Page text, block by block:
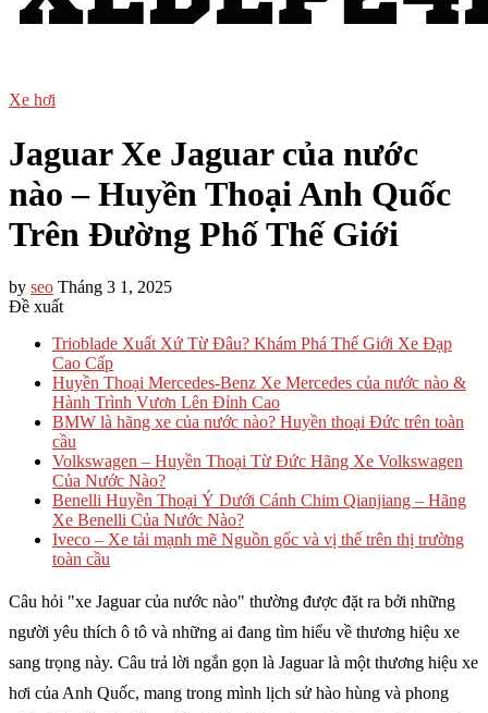
Xe hơi
Jaguar Xe Jaguar của nước
nào – Huyền Thoại Anh Quốc
Trên Đường Phố Thế Giới
by seo Tháng 3 1, 2025
Đề xuất
Trioblade Xuất Xứ Từ Đâu? Khám Phá Thế Giới Xe Đạp
Cao Cấp
Huyền Thoại Mercedes-Benz Xe Mercedes của nước nào &
Hành Trình Vươn Lên Đỉnh Cao
BMW là hãng xe của nước nào? Huyền thoại Đức trên toàn
cầu
Volkswagen – Huyền Thoại Từ Đức Hãng Xe Volkswagen
Của Nước Nào?
Benelli Huyền Thoại Ý Dưới Cánh Chim Qianjiang – Hãng
Xe Benelli Của Nước Nào?
Iveco – Xe tải mạnh mẽ Nguồn gốc và vị thế trên thị trường
toàn cầu
Câu hỏi "xe Jaguar của nước nào" thường được đặt ra bởi những
người yêu thích ô tô và những ai đang tìm hiểu về thương hiệu xe
sang trọng này. Câu trả lời ngắn gọn là Jaguar là một thương hiệu xe
hơi của Anh Quốc, mang trong mình lịch sử hào hùng và phong